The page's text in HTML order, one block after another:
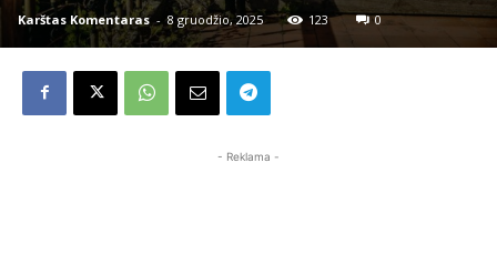
Karštas Komentaras - 8 gruodžio, 2025 123 0
- Reklama -